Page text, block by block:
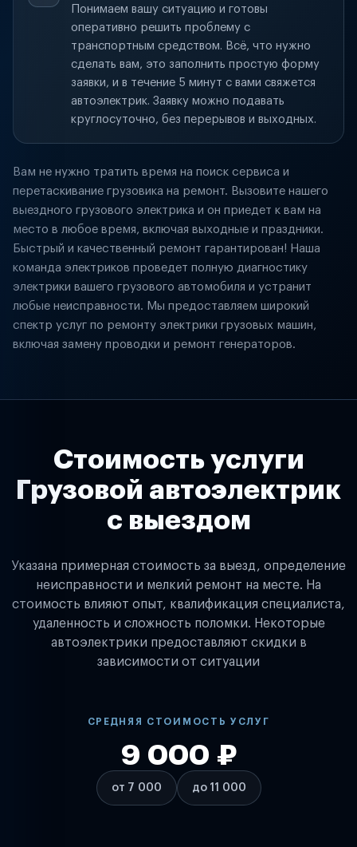
Понимаем вашу ситуацию и готовы
оперативно решить проблему с
транспортным средством. Всё, что нужно
сделать вам, это заполнить простую форму
заявки, и в течение 5 минут с вами свяжется
автоэлектрик. Заявку можно подавать
круглосуточно, без перерывов и выходных.
Вам не нужно тратить время на поиск сервиса и
перетаскивание грузовика на ремонт. Вызовите нашего
выездного грузового электрика и он приедет к вам на
место в любое время, включая выходные и праздники.
Быстрый и качественный ремонт гарантирован! Наша
команда электриков проведет полную диагностику
электрики вашего грузового автомобиля и устранит
любые неисправности. Мы предоставляем широкий
спектр услуг по ремонту электрики грузовых машин,
включая замену проводки и ремонт генераторов.
Стоимость услуги
Грузовой автоэлектрик
с выездом
Указана примерная стоимость за выезд, определение
неисправности и мелкий ремонт на месте. На
стоимость влияют опыт, квалификация специалиста,
удаленность и сложность поломки. Некоторые
автоэлектрики предоставляют скидки в
зависимости от ситуации
СРЕДНЯЯ СТОИМОСТЬ УСЛУГ
от 7 000
9 000 ₽
до 11 000